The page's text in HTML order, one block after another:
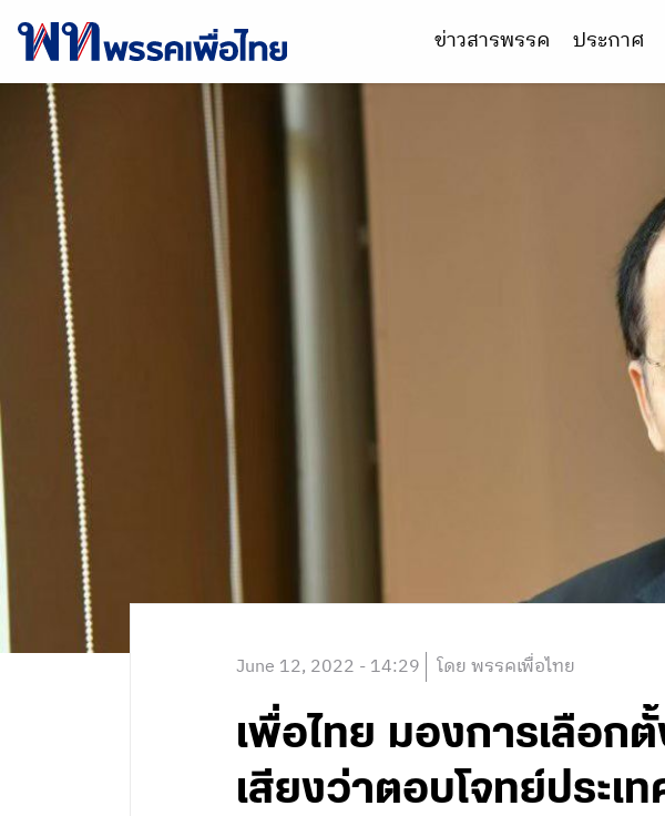
ข่าวสารพรรค ประกาศ
June 12, 2022 - 14:29 โดย พรรคเพื่อไทย
เพื่อไทย มองการเลือก
เสียงว่าตอบโจทย์ประเ